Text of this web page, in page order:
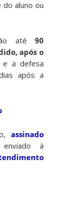
aluno ou
até90
após o
e a defesa
após a
assinado
à